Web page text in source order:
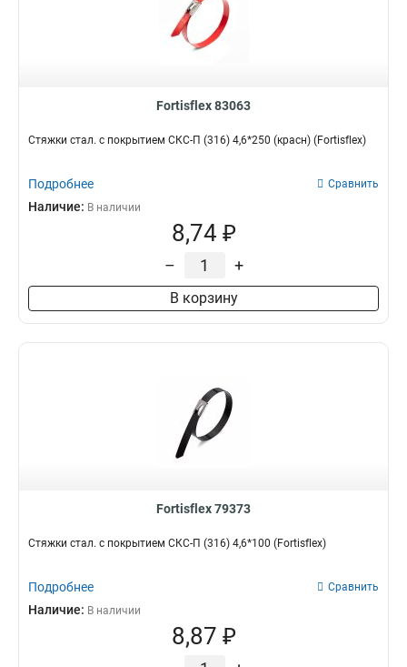
Fortisflex 83063
Стяжки стал. с покрытием СКС-П (316) 4,6*250 (красн) (Fortisflex)
Подробнее Сравнить
Наличие: В наличии
8,74 ₽
– +
В корзину
Fortisflex 79373
Стяжки стал. с покрытием СКС-П (316) 4,6*100 (Fortisflex)
Подробнее Сравнить
Наличие: В наличии
8,87 ₽